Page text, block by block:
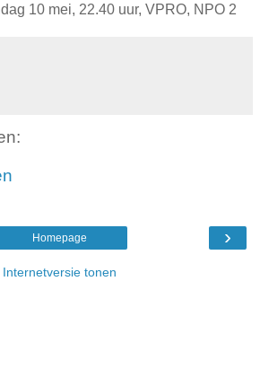
10 mei, 22.40 uur, VPRO, NPO 2
›
Homepage
Internetversie tonen